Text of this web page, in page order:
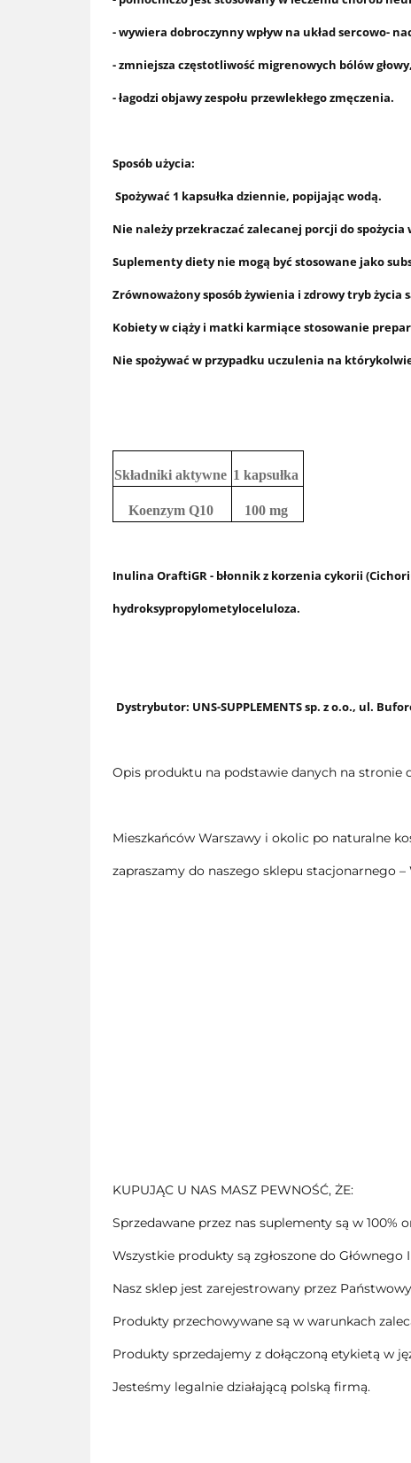
- wywiera dobroczynny wpływ na układ sercowo-
- zmniejsza częstotliwość migrenowych bólów głowy,
- łagodzi objawy zespołu przewlekłego zmęczenia.
Sposób użycia:
Spożywać 1 kapsułka dziennie, popijając wodą.
Nie należy przekraczać zalecanej porcji do spożycia
Suplementy diety nie mogą być stosowane jako
Zrównoważony sposób żywienia i zdrowy tryb
Kobiety w ciąży i matki karmiące stosowanie
Nie spożywać w przypadku uczulenia na
Składniki aktywne 1 kapsułka
Koenzym Q10 100 mg
Inulina OraftiGR - błonnik z korzenia cykorii
hydroksypropylometyloceluloza.
Dystrybutor: UNS-SUPPLEMENTS sp. z o.o., ul.
Opis produktu na podstawie danych na stronie
Mieszkańców Warszawy i okolic po naturalne
zapraszamy do naszego sklepu stacjonarnego –
KUPUJĄC U NAS MASZ PEWNOŚĆ, ŻE:
Sprzedawane przez nas suplementy są w 100%
Wszystkie produkty są zgłoszone do
Nasz sklep jest zarejestrowany przez
Produkty przechowywane są w warunkach
Produkty sprzedajemy z dołączoną etykietą w
Jesteśmy legalnie działającą polską firmą.